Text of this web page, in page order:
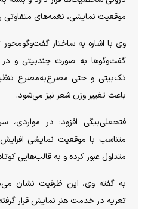
موقعیت نمایشی، نغمه‌های
وی با اشاره به ساختار
گفت‌و‌گو‌ها به صورت چندبیتی و در
تک‌بیتی و حتی مصرع‌به‌مصرع
باعث تغییر وزن شعر نیز می‌شود.
فتحعلی‌بیگی افزود: در
متناسب با موقعیت نمایشی
متداول عبور کرده و به قالب‌هایی
به گفته وی، این ظرفیت نشان
تعزیه در خدمت هنر نمایش قرار